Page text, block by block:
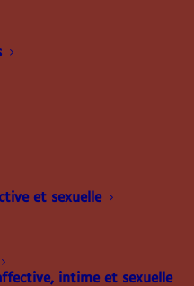
et sexuelle
intime et sexuelle